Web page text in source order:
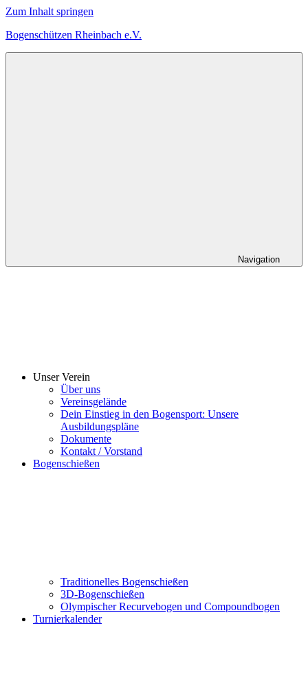
Zum Inhalt springen
Bogenschützen Rheinbach e.V.
Navigation
Unser Verein
Über uns
Vereinsgelände
Dein Einstieg in den Bogensport: Unsere
Ausbildungspläne
Dokumente
Kontakt / Vorstand
Bogenschießen
Traditionelles Bogenschießen
3D-Bogenschießen
Olympischer Recurvebogen und Compoundbogen
Turnierkalender